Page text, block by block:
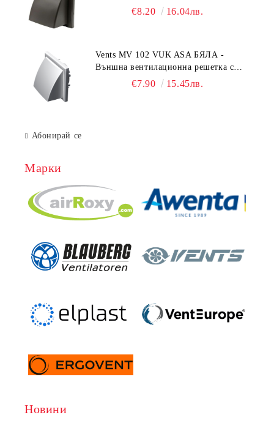
гравитачна клапа Ø 100, Ø 125,
€8.20 16.04лв.
Vents MV 102 VUK ASA БЯЛА -
Външна вентилационна решетка с
гравитачна клапа Ø 100, Ø 125,
€7.90 15.45лв.
Абонирай се
Марки
Новини